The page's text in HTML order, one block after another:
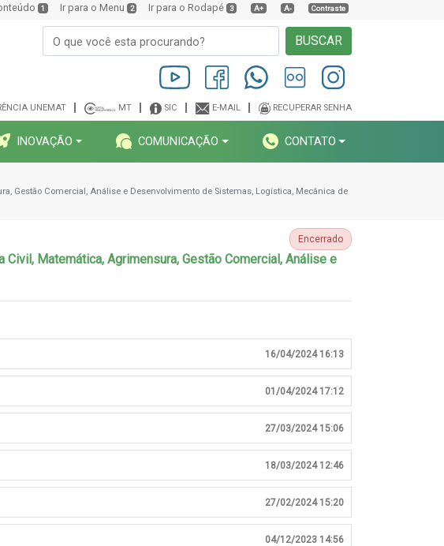
1 Ir para o Menu 2 Ir para o Rodapé 3 A+ A- Contraste
BUSCAR
UNEMAT MT SIC E-MAIL RECUPERAR SENHA
INOVAÇÃO COMUNICAÇÃO CONTATO
Gestão Comercial, Análise e Desenvolvimento de Sistemas, Logística, Mecânica de
Encerrado
Civil, Matemática, Agrimensura, Gestão Comercial, Análise e
16/04/2024 16:13
01/04/2024 17:12
27/03/2024 15:06
18/03/2024 12:46
27/02/2024 15:20
04/12/2023 14:56